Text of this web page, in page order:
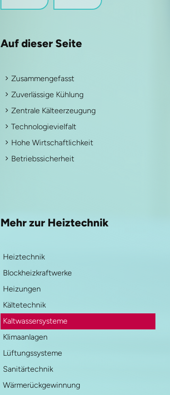
Auf dieser Seite
Zusammengefasst
Zuverlässige Kühlung
Zentrale Kälteerzeugung
Technologievielfalt
Hohe Wirtschaftlichkeit
Betriebssicherheit
Mehr zur Heiztechnik
Heiztechnik
Blockheizkraftwerke
Heizungen
Kältetechnik
Kaltwassersysteme
Klimaanlagen
Lüftungssysteme
Sanitärtechnik
Wärmerückgewinnung